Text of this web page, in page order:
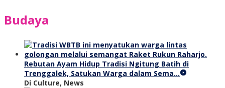
Budaya
Rebutan Ayam Hidup Tradisi Ngitung Batih di
Trenggalek, Satukan Warga dalam Sema…
Di Culture, News